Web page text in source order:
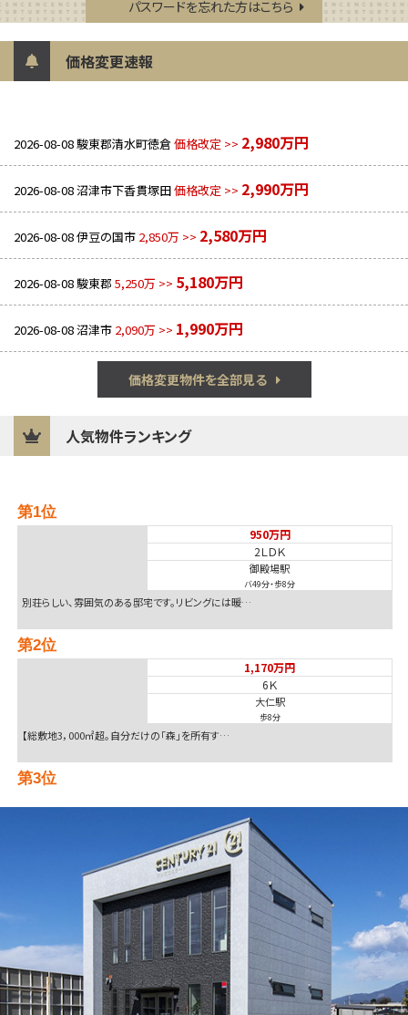
パスワードを忘れた方はこちら
価格変更速報
2026-08-08駿東郡清水町徳倉価格改定 >> 2,980万円
2026-08-08沼津市下香貫塚田価格改定 >> 2,990万円
2026-08-08伊豆の国市 2,850万 >> 2,580万円
2026-08-08駿東郡 5,250万 >> 5,180万円
2026-08-08沼津市 2,090万 >> 1,990万円
価格変更物件を全部見る
人気物件ランキング
第1位
950万円
2ＬＤＫ
御殿場駅
バ49分・歩8分
別荘らしい、雰囲気のある邸宅です。リビングには暖…
第2位
1,170万円
6Ｋ
大仁駅
歩8分
【総敷地3，000㎡超。自分だけの「森」を所有す…
第3位
御殿場駅
四季を感じる十里木の自然に包まれた一軒家。趣ある…
1,780万円
2ＳＬＤＫ
沼津駅
歩20分
①南側道路が、記載幅員より広く、開放感が大きいと…